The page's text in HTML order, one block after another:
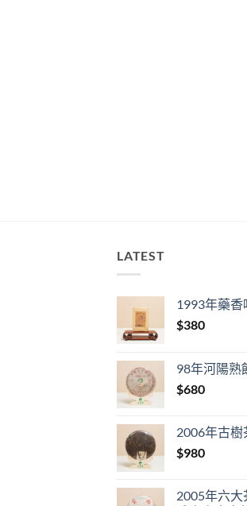
LATEST
1993年藥香
$380
98年河陽熟
$680
2006年古樹
$980
2005年六大